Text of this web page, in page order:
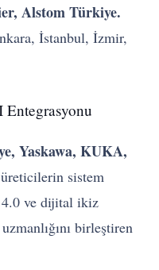
Alstom Türkiye.
İstanbul, İzmir,
Yaskawa, KUKA,
sistem
4.0 ve dijital ikiz
birleştiren